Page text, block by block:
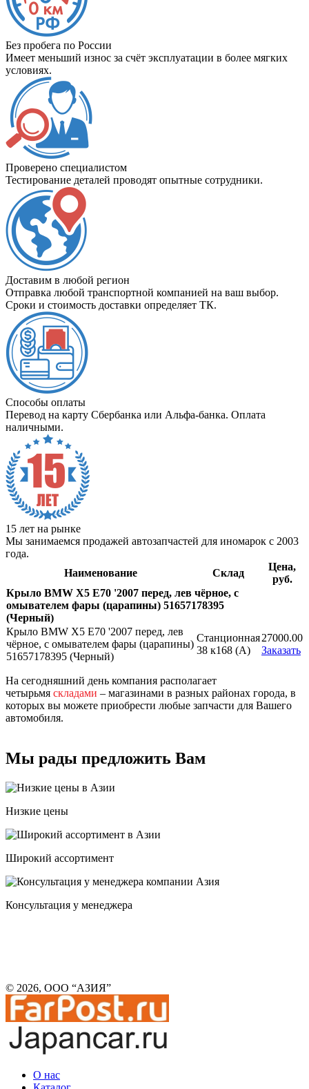
Без пробега по России
Имеет меньший износ за счёт эксплуатации в более мягких
условиях.
Проверено специалистом
Тестирование деталей проводят опытные сотрудники.
Доставим в любой регион
Отправка любой транспортной компанией на ваш выбор.
Сроки и стоимость доставки определяет ТК.
Способы оплаты
Перевод на карту Сбербанка или Альфа-банка. Оплата
наличными.
15 лет на рынке
Мы занимаемся продажей автозапчастей для иномарок с 2003
года.
Наименование
Склад
Цена,
руб.
Крыло BMW X5 E70 '2007 перед, лев чёрное, с
омывателем фары (царапины) 51657178395
(Черный)
Крыло BMW X5 E70 '2007 перед, лев
чёрное, с омывателем фары (царапины)
51657178395 (Черный)
Станционная
38 к168 (A)
27000.00
Заказать
На сегодняшний день компания располагает
четырьмя складами – магазинами в разных районах города, в
которых вы можете приобрести любые запчасти для Вашего
автомобиля.
Мы рады предложить Вам
Низкие цены
Широкий ассортимент
Консультация у менеджера
© 2026, ООО “АЗИЯ”
О нас